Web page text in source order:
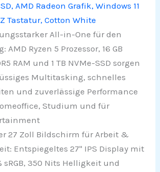
AMD Radeon Grafik, Windows 11
Tastatur, Cotton White
All-in-One für den
AMD Ryzen 5 Prozessor, 16 GB
RAM und 1 TB NVMe-SSD sorgen
Multitasking, schnelles
und zuverlässige Performance
Studium und für
27 Zoll Bildschirm für Arbeit &
Entspiegeltes 27" IPS Display mit
sRGB, 350 Nits Helligkeit und